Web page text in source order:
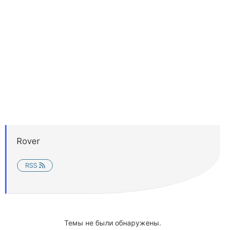
Rover
RSS
Темы не были обнаружены.